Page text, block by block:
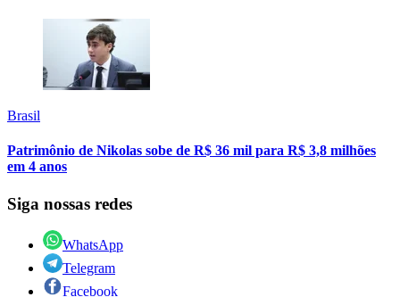
Brasil
Patrimônio de Nikolas sobe de R$ 36 mil para R$ 3,8 milhões
em 4 anos
Siga nossas redes
WhatsApp
Telegram
Facebook